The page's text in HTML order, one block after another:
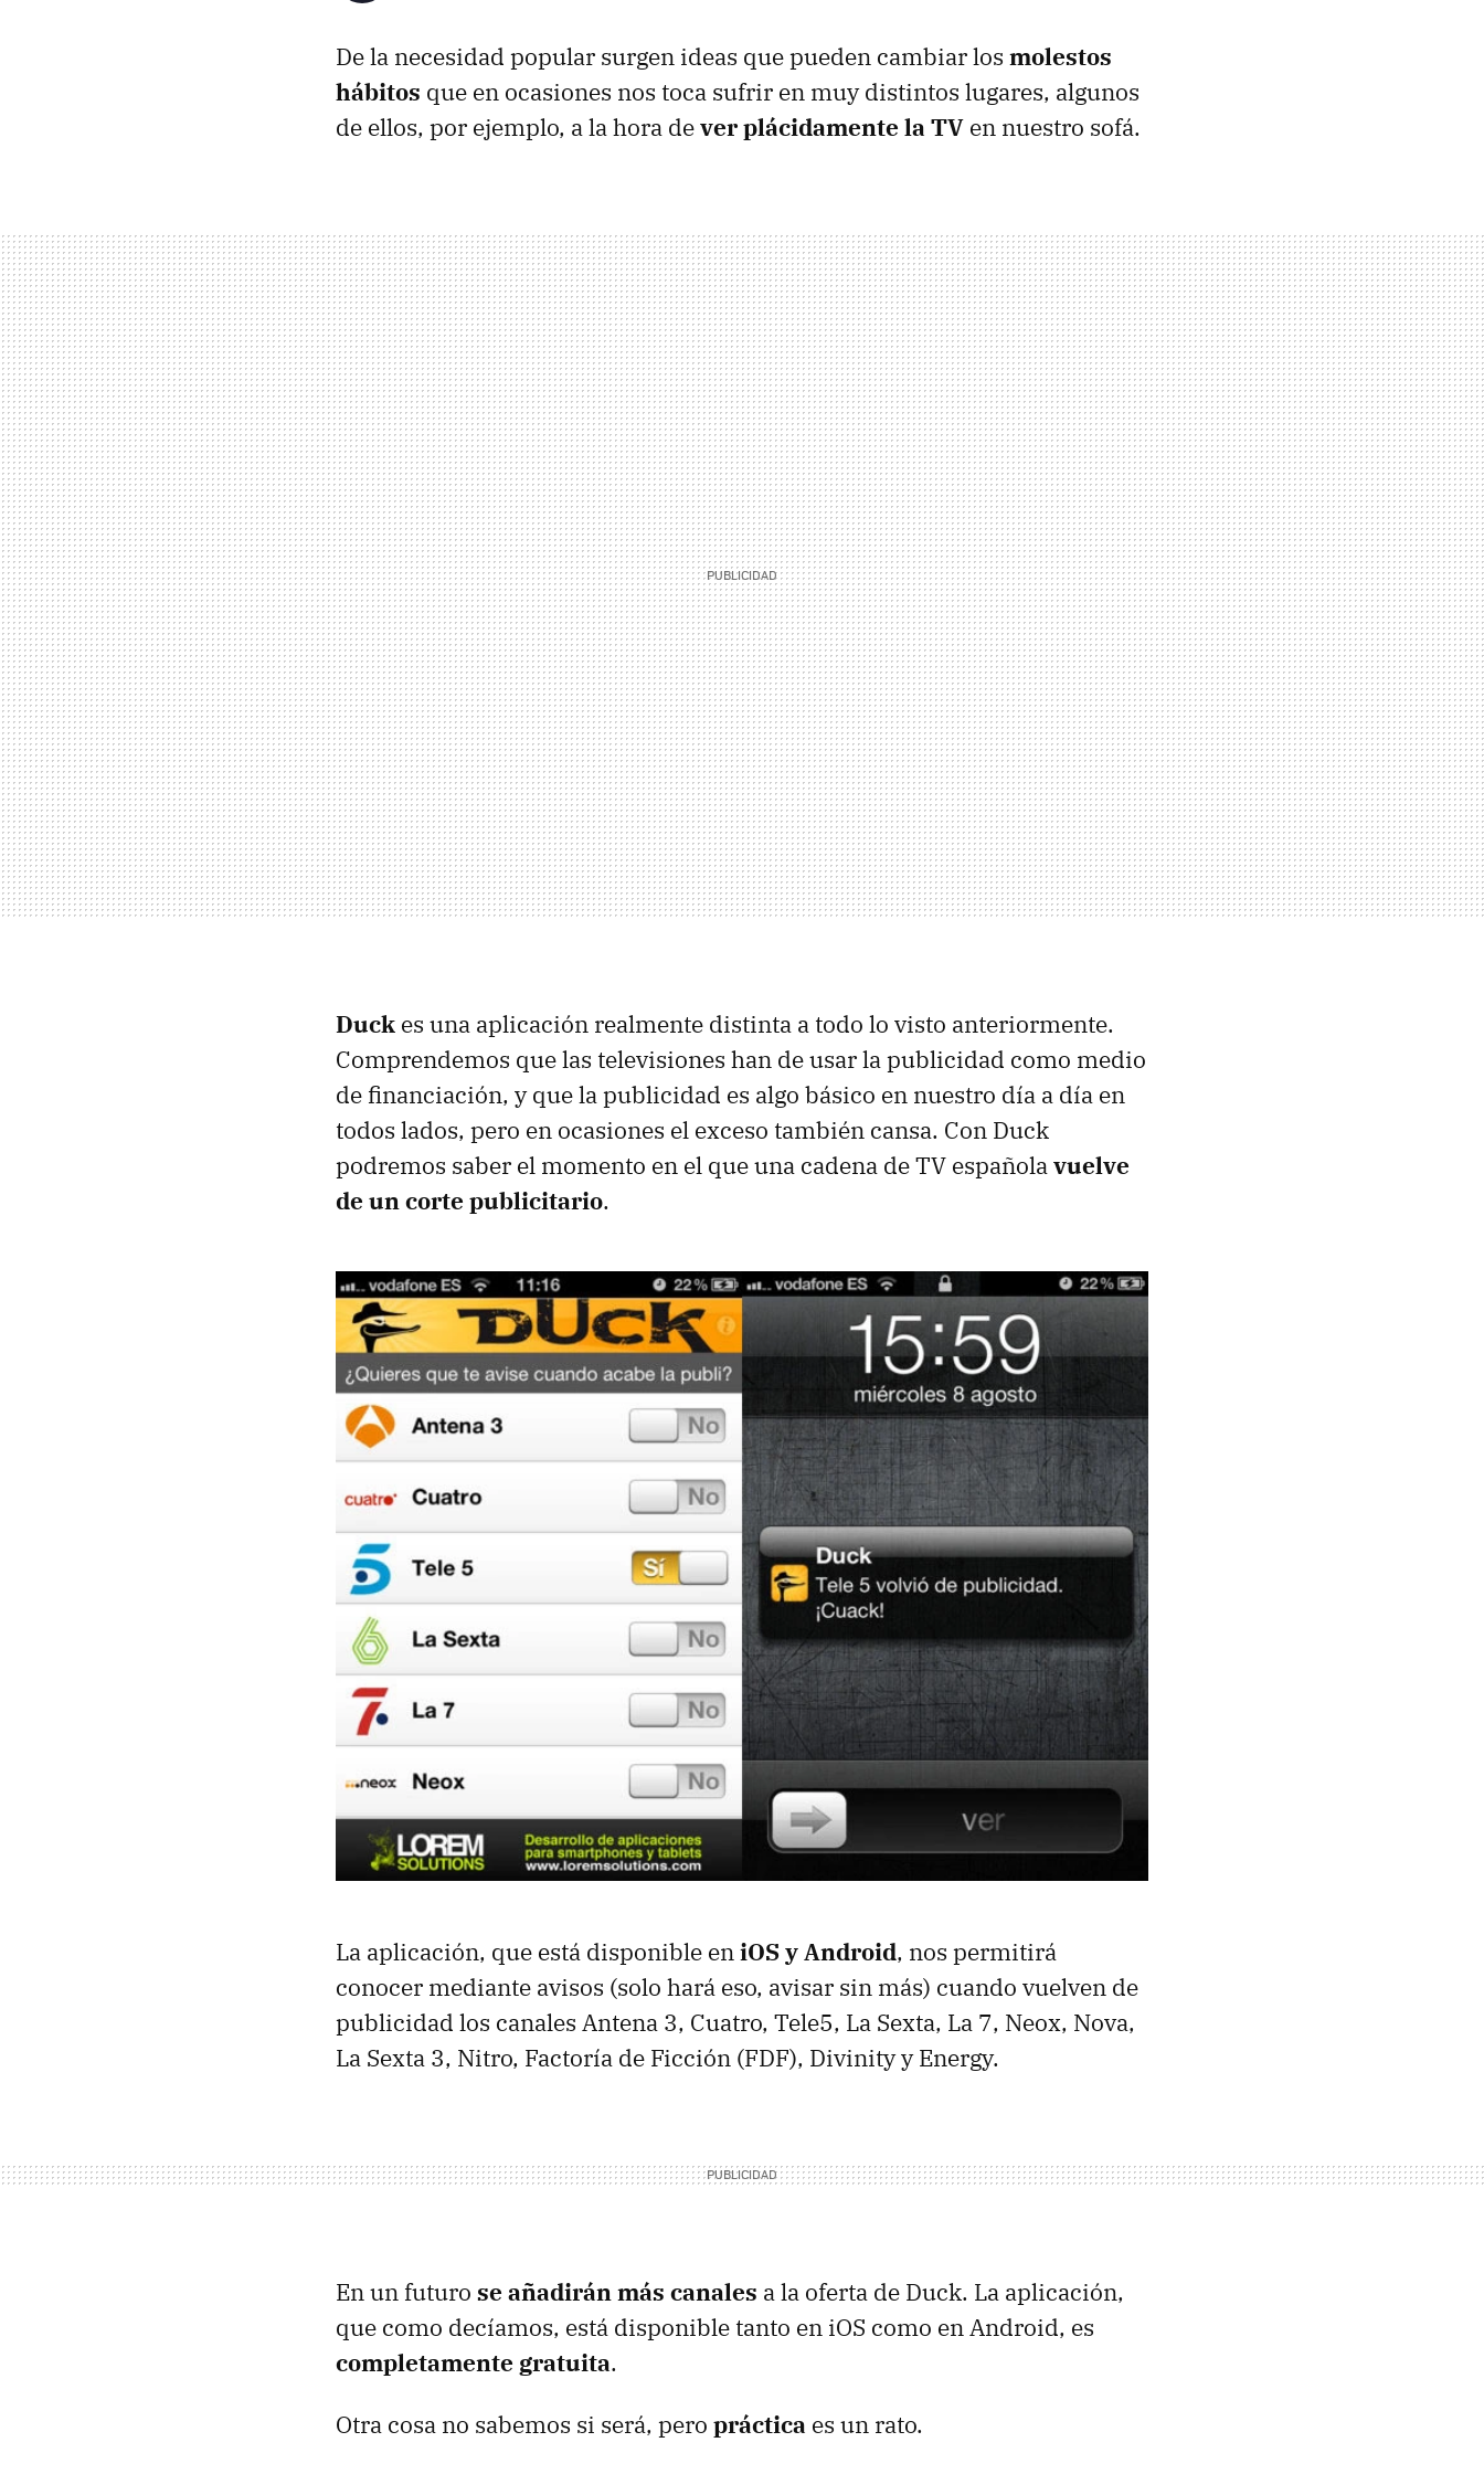
De la necesidad popular surgen ideas que pueden cambiar los molestos
hábitos que en ocasiones nos toca sufrir en muy distintos lugares, algunos
de ellos, por ejemplo, a la hora dever plácidamente la TV en nuestro sofá.
Duck es una aplicación realmente distinta a todo lo visto anteriormente.
Comprendemos que las televisiones han de usar la publicidad como medio
de financiación, y que la publicidad es algo básico en nuestro día a día en
todos lados, pero en ocasiones el exceso también cansa. Con Duck
podremos saber el momento en el que una cadena de TV españolavuelve
de un corte publicitario.
La aplicación, que está disponible eniOS y Android, nos permitirá
conocer mediante avisos (solo hará eso, avisar sin más) cuando vuelven de
publicidad los canales Antena 3, Cuatro, Tele5, La Sexta, La 7, Neox, Nova,
La Sexta 3, Nitro, Factoría de Ficción (FDF), Divinity y Energy.
En un futuro se añadirán más canales a la oferta de Duck. La aplicación,
que como decíamos, está disponible tanto en iOS como en Android, es
completamente gratuita.
Otra cosa no sabemos si será, pero práctica es un rato.